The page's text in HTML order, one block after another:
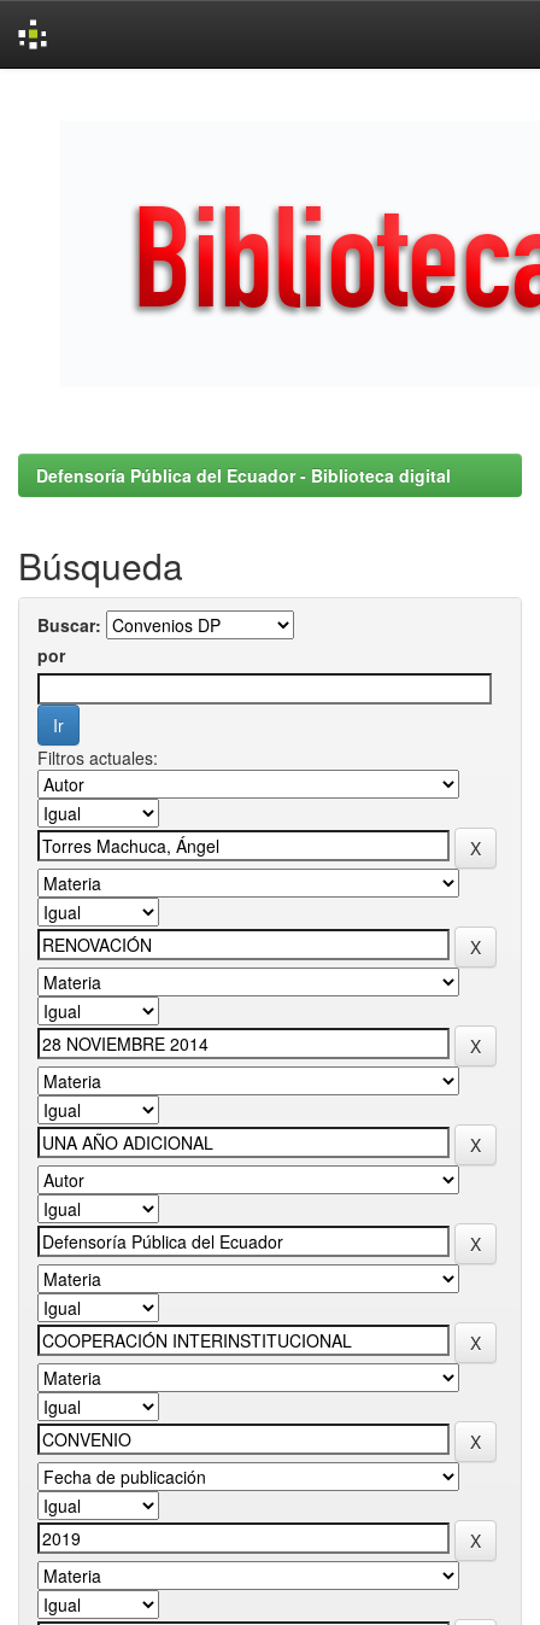
Defensoría Pública del Ecuador - Biblioteca digital
Búsqueda
Buscar:
por
Filtros actuales: